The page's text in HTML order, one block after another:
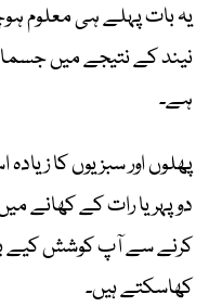
نیند کے نتیجے میں
ہے۔
پھلوں اور سبزیوں کا
کرنے سے آپ کوشش کیے
کھاسکتے ہیں۔